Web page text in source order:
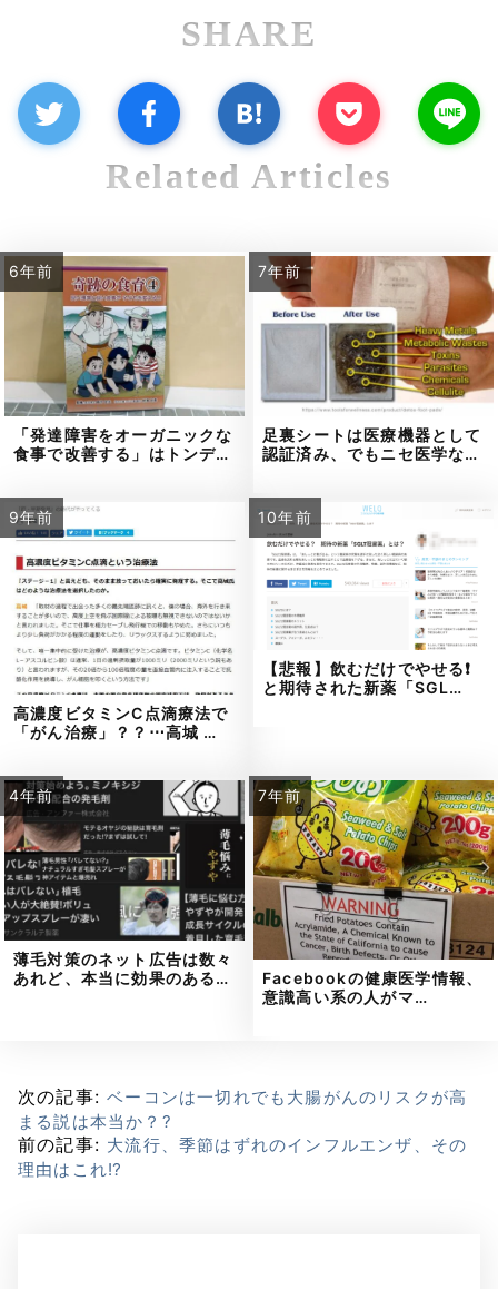
SHARE
Related Articles
6年前
「発達障害をオーガニックな
食事で改善する」はトンデ…
7年前
足裏シートは医療機器として
認証済み、でもニセ医学な…
9年前
高濃度ビタミンC点滴療法で
「がん治療」？？⋯高城 …
10年前
【悲報】飲むだけでやせる❗
と期待された新薬「SGL…
4年前
薄毛対策のネット広告は数々
あれど、本当に効果のある…
7年前
Facebookの健康医学情報、
意識高い系の人がマ…
次の記事:ベーコンは一切れでも大腸がんのリスクが高
まる説は本当か？?
前の記事: 大流行、季節はずれのインフルエンザ、その
理由はこれ⁉